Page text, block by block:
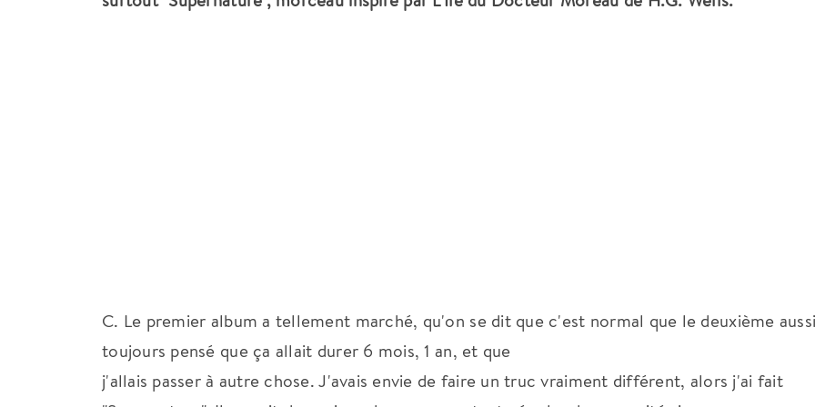
C. Le premier album a tellement marché, qu'on se dit que c'est normal que le deuxième
toujours pensé que ça allait durer 6 mois, 1 an, et que
j'allais passer à autre chose. J'avais envie de faire un truc vraiment différent, alors j'ai fait